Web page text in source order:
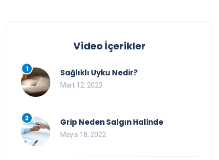
Video İçerikler
1 Sağlıklı Uyku Nedir?
Mart 12, 2023
2 Grip Neden Salgın Halinde
Mayıs 18, 2022